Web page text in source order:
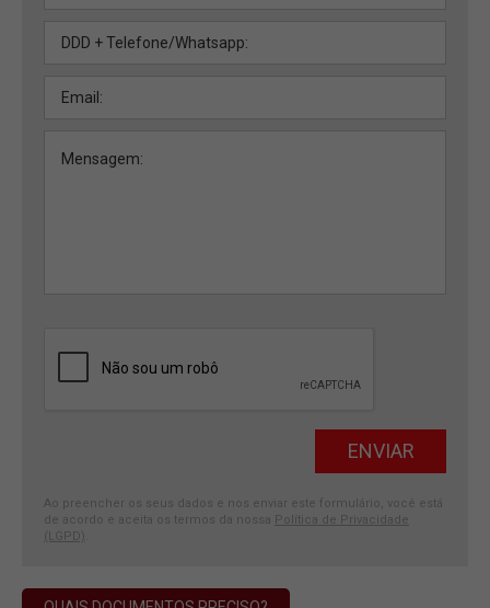
Ao preencher os seus dados e nos enviar este formulário, você está
de acordo e aceita os termos da nossa Política de Privacidade
(LGPD)